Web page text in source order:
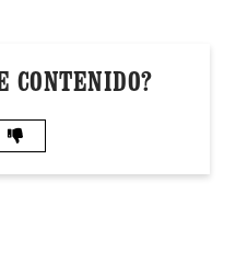
CONTENIDO?